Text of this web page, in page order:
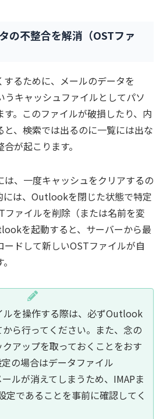
の不整合を解消（OSTファ
るために、メールのデータを
うキャッシュファイルとしてパソ
。このファイルが破損したり、内
、検索では出るのに一覧には出な
が起こります。
は、一度キャッシュをクリアするの
には、Outlookを閉じた状態で特定
ファイルを削除（または名前を変
を起動すると、サーバーから最
ドして新しいOSTファイルが自
ルを操作する際は、必ずOutlook
ら行ってください。また、念の
アップを取っておくことをおす
の場合はデータファイル
ールが消えてしまうため、IMAPま
であることを事前に確認してく